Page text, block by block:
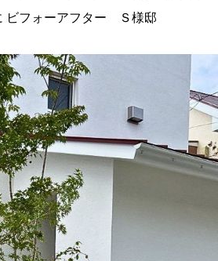
ビフォーアフター Ｓ様邸